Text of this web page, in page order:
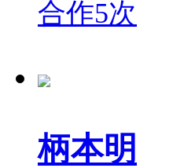
合作5次
柄本明